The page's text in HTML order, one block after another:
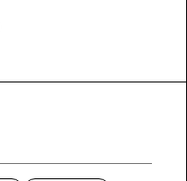
るとライブチャッ